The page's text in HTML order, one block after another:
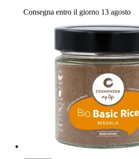
Consegna entro il giorno 13 agosto